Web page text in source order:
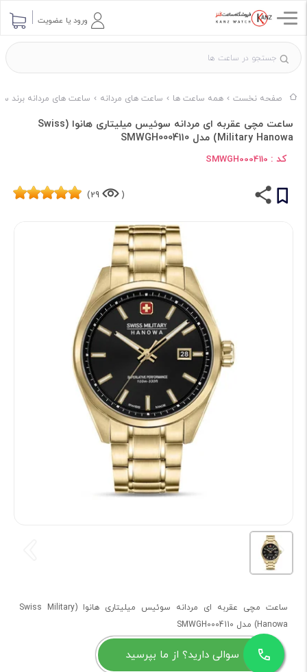
ورود یا عضویت
صفحه نخست همه ساعت ها ساعت های مردانه ساعت های مردانه برند
ساعت مچی عقربه ای مردانه سوئیس میلیتاری هانوا (Swiss
Military Hanowa) مدل SMWGH0004110
کد : SMWGH0004110
(
29)
ساعت مچی عقربه ای مردانه سوئیس میلیتاری هانوا (Swiss Military
Hanowa) مدل SMWGH0004110
سوالی دارید؟ از ما بپرسید